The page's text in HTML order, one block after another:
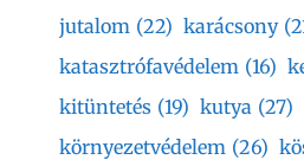
jutalom (22) karácsony
katasztrófavédelem (16)
kitüntetés (19) kutya (27)
környezetvédelem (26)